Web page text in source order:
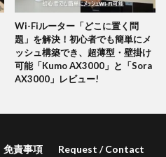
Wi-Fiルーター「どこに置く問
題」を解決！初心者でも簡単にメ
ッシュ構築でき、超薄型・壁掛け
可能「Kumo AX3000」と「Sora
AX3000」レビュー!
免責事項 Request / Contact